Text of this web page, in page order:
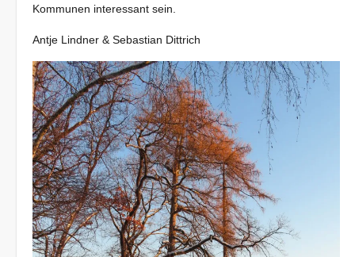
Kommunen interessant sein.
Antje Lindner & Sebastian Dittrich